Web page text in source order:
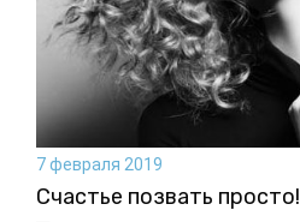
7 февраля 2019
Счастье позвать просто!